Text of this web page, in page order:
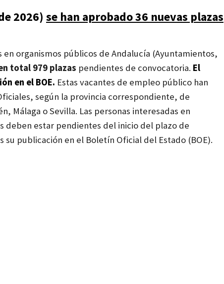
2026) se han aprobado 36 nuevas plazas
en organismos públicos de Andalucía (Ayuntamientos,
total 979 plazas pendientes de convocatoria. El
en el BOE. Estas vacantes de empleo público han
según la provincia correspondiente, de
Málaga o Sevilla. Las personas interesadas en
deben estar pendientes del inicio del plazo de
publicación en el Boletín Oficial del Estado (BOE).